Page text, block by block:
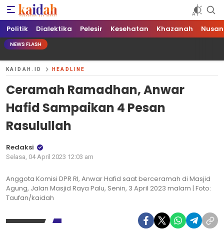
Kaidah.ID
Independen dan Berani
Politik Dialektika Pelesir Kesehatan Khazanah
NEWS FLASH
KAIDAH.ID HEADLINE
Ceramah Ramadhan, Anwar
Hafid Sampaikan 4 Pesan
Rasulullah
Redaksi
Selasa, 04 April 2023 12:03 am
Anggota Komisi DPR RI, Anwar Hafid saat berceramah di Masjid
Agung, Jalan Masjid Raya Palu, Senin, 3 April 2023 malam | Foto:
Taufan/kaidah